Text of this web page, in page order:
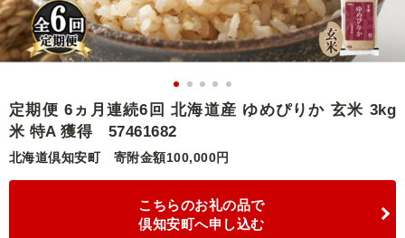
お礼の品をカテゴリや金額で絞り込み
自治体から探す
ランキング
特集・おすすめ
定期便 6ヵ月連続6回 北海道産 ゆめぴりか 玄米 3kg
米 特A 獲得 57461682
北海道倶知安町 寄附金額100,000円
こちらのお礼の品で
倶知安町へ申し込む